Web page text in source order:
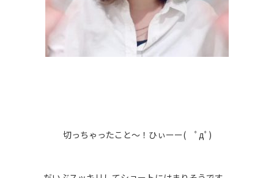
切っちゃったこと〜！ひぃーー( ﾟдﾟ)